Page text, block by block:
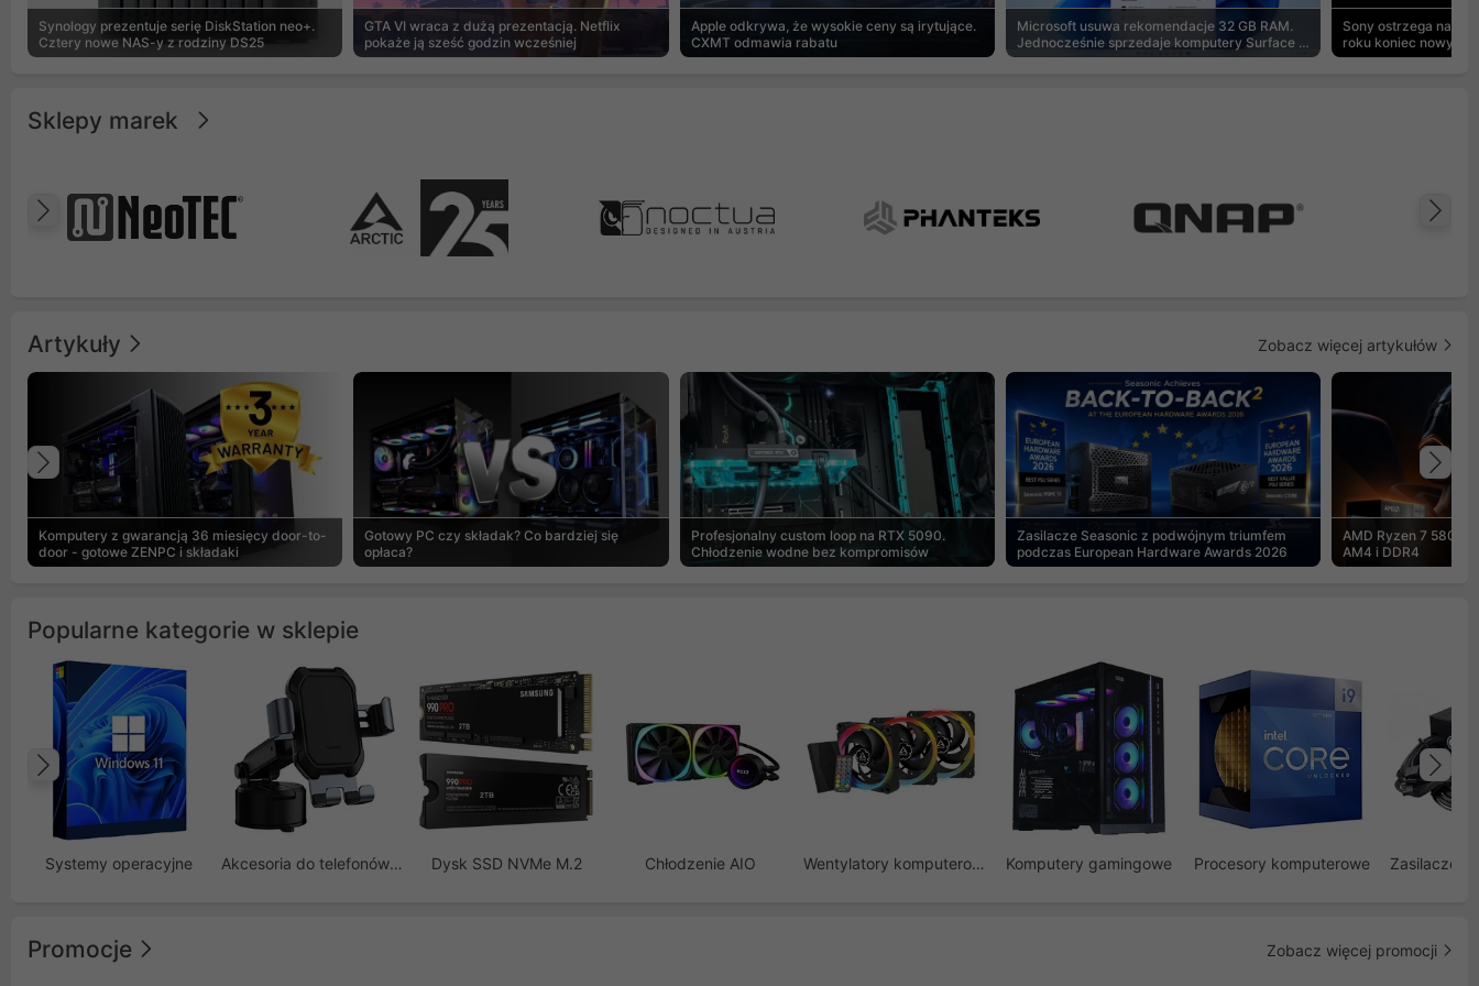
Synology prezentuje serię DiskStation neo+.
Cztery nowe NAS-y z rodziny DS25
GTA VI wraca z dużą prezentacją. Netflix
pokaże ją sześć godzin wcześniej
Apple odkrywa, że wysokie ceny są irytujące.
CXMT odmawia rabatu
Microsoft usuwa rekomendacje 32 GB RAM.
Jednocześnie sprzedaje komputery Surface z
8 GB
Sony ostrzega na
roku koniec nowych
Sklepy marek
Poprzedni
Artykuły Zobacz więcej artykułów
Komputery z gwarancją 36 miesięcy door-to-
door - gotowe ZENPC i składaki
Gotowy PC czy składak? Co bardziej się
opłaca?
Profesjonalny custom loop na RTX 5090.
Chłodzenie wodne bez kompromisów
Zasilacze Seasonic z podwójnym triumfem
podczas European Hardware Awards 2026
AMD Ryzen 7
AM4 i DDR4
Poprzedni
Popularne kategorie w sklepie
Systemy operacyjne Akcesoria do telefonów GSM Dysk SSD NVMe M.2 Chłodzenie AIO Wentylatory komputerowe Komputery gamingowe Procesory komputerowe Zasilacze
Poprzedni
Promocje Zobacz więcej promocji